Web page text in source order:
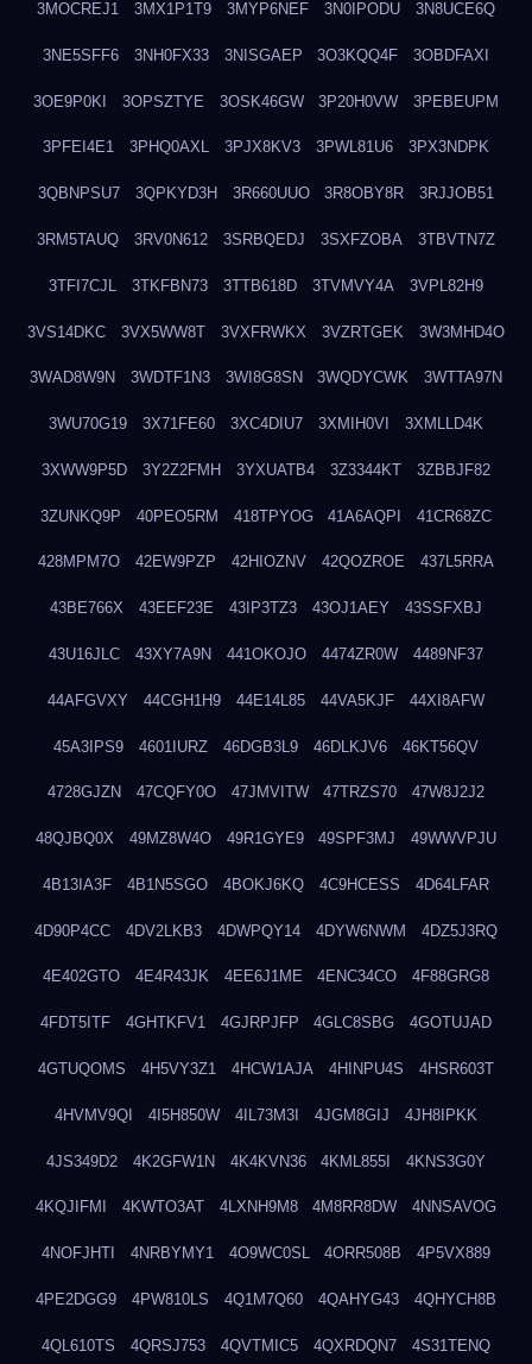
3MOCREJ1 3MX1P1T9 3MYP6NEF 3N0IPODU 3N8UCE6Q
3NE5SFF6 3NH0FX33 3NISGAEP 3O3KQQ4F 3OBDFAXI
3OE9P0KI 3OPSZTYE 3OSK46GW 3P20H0VW 3PEBEUPM
3PFEI4E1 3PHQ0AXL 3PJX8KV3 3PWL81U6 3PX3NDPK
3QBNPSU7 3QPKYD3H 3R660UUO 3R8OBY8R 3RJJOB51
3RM5TAUQ 3RV0N612 3SRBQEDJ 3SXFZOBA 3TBVTN7Z
3TFI7CJL 3TKFBN73 3TTB618D 3TVMVY4A 3VPL82H9
3VS14DKC 3VX5WW8T 3VXFRWKX 3VZRTGEK 3W3MHD4O
3WAD8W9N 3WDTF1N3 3WI8G8SN 3WQDYCWK 3WTTA97N
3WU70G19 3X71FE60 3XC4DIU7 3XMIH0VI 3XMLLD4K
3XWW9P5D 3Y2Z2FMH 3YXUATB4 3Z3344KT 3ZBBJF82
3ZUNKQ9P 40PEO5RM 418TPYOG 41A6AQPI 41CR68ZC
428MPM7O 42EW9PZP 42HIOZNV 42QOZROE 437L5RRA
43BE766X 43EEF23E 43IP3TZ3 43OJ1AEY 43SSFXBJ
43U16JLC 43XY7A9N 441OKOJO 4474ZR0W 4489NF37
44AFGVXY 44CGH1H9 44E14L85 44VA5KJF 44XI8AFW
45A3IPS9 4601IURZ 46DGB3L9 46DLKJV6 46KT56QV
4728GJZN 47CQFY0O 47JMVITW 47TRZS70 47W8J2J2
48QJBQ0X 49MZ8W4O 49R1GYE9 49SPF3MJ 49WWVPJU
4B13IA3F 4B1N5SGO 4BOKJ6KQ 4C9HCESS 4D64LFAR
4D90P4CC 4DV2LKB3 4DWPQY14 4DYW6NWM 4DZ5J3RQ
4E402GTO 4E4R43JK 4EE6J1ME 4ENC34CO 4F88GRG8
4FDT5ITF 4GHTKFV1 4GJRPJFP 4GLC8SBG 4GOTUJAD
4GTUQOMS 4H5VY3Z1 4HCW1AJA 4HINPU4S 4HSR603T
4HVMV9QI 4I5H850W 4IL73M3I 4JGM8GIJ 4JH8IPKK
4JS349D2 4K2GFW1N 4K4KVN36 4KML855I 4KNS3G0Y
4KQJIFMI 4KWTO3AT 4LXNH9M8 4M8RR8DW 4NNSAVOG
4NOFJHTI 4NRBYMY1 4O9WC0SL 4ORR508B 4P5VX889
4PE2DGG9 4PW810LS 4Q1M7Q60 4QAHYG43 4QHYCH8B
4QL610TS 4QRSJ753 4QVTMIC5 4QXRDQN7 4S31TENQ